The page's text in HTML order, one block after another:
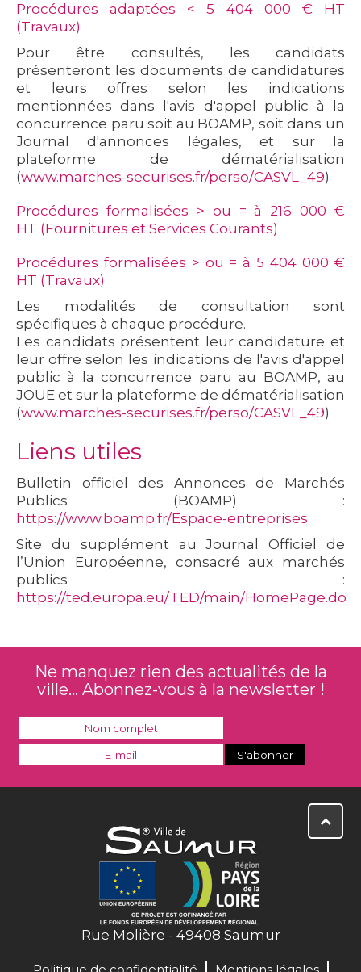
Procédures adaptées < 5 404 000 € HT
(Travaux)
Pour être consultés, les candidats
présenteront les documents de candidatures
et leurs offres selon les indications
mentionnées dans l'avis d'appel public à la
concurrence paru soit au BOAMP, soit dans un
Journal d'annonces légales, et sur la
plateforme de dématérialisation
(www.marches-securises.fr/perso/CASVL_49)
Procédures formalisées > ou = à 216 000 €
HT (Fournitures et Services Courants)
Procédures formalisées > ou = à 5 404 000 €
HT (Travaux)
Les modalités de consultation sont
spécifiques à chaque procédure.
Les candidats présentent leur candidature et
leur offre selon les indications de l'avis d'appel
public à la concurrence paru au BOAMP, au
JOUE et sur la plateforme de dématérialisation
(www.marches-securises.fr/perso/CASVL_49)
Liens utiles
Bulletin officiel des Annonces de Marchés
Publics (BOAMP) :
https://www.boamp.fr/Espace-entreprises
Site du supplément au Journal Officiel de
l’Union Européenne, consacré aux marchés
publics :
https://ted.europa.eu/TED/main/HomePage.do
Ne manquez rien des actualités de la
ville... Abonnez-vous à la newsletter !
Rue Molière - 49408 Saumur